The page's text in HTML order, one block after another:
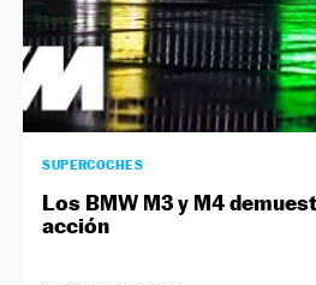
SUPERCOCHES
Los BMW M3 y M4
acción